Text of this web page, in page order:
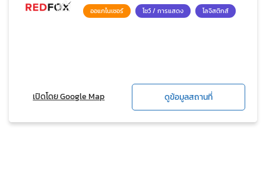
ออแกไนเซอร์ โชว์ / การแสดง โลจิสติกส์
เปิดโดย Google Map ดูข้อมูลสถานที่